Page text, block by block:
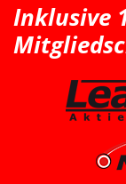
her nicht
der Peugeot 2008
sind wir
und konnten
knapp
vom Platz,
Beratung
freundlich,
Auswahl
uns gut
allgemeine
Inklusive